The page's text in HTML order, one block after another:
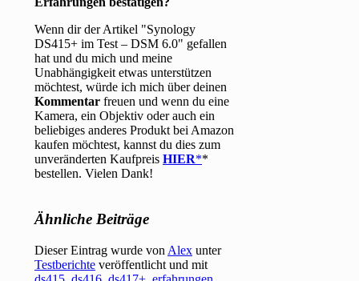
Wenn dir der Artikel "Synology
DS415+ im Test – DSM 6.0" gefallen
hat und du mich und meine
Unabhängigkeit etwas unterstützen
möchtest, würde ich mich über deinen
Kommentar freuen und wenn du eine
Kamera, ein Objektiv oder auch ein
beliebiges anderes Produkt bei Amazon
kaufen möchtest, kannst du dies zum
unveränderten KaufpreisHIER *
bestellen. Vielen Dank!
Ähnliche Beiträge
Dieser Eintrag wurde von Alex unter
Testberichte veröffentlicht und mit